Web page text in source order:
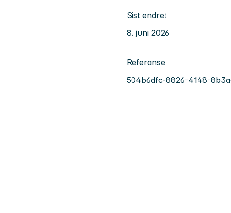
Sist endret
8. juni 2026
Referanse
504b6dfc-8826-4148-